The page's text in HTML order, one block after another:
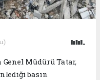
Genel Müdürü Tatar,
basın